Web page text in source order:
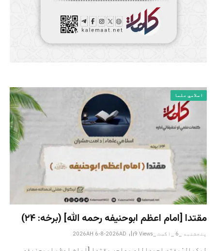
اسلامي علما
مقتدا [امام اعظم ابوحنیفه رحمه الله‎] (برخه: ۲۴)
پنجشنبه _6 _اگست _2026AH 6-8-2026AD 9 Views